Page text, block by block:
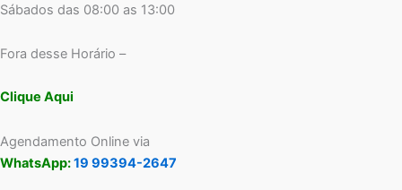
Sábados das 08:00 as 13:00
Fora desse Horário –
Clique Aqui
Agendamento Online via
WhatsApp:19 99394-2647